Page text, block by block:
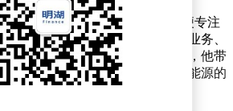
限公司自2022年5月成立以来，便专注
与应用，业务范围广泛覆盖发电业务、
个领域。公司法定代表人为董增，他带
断探索与创新，致力于推动清洁能源的